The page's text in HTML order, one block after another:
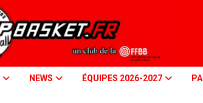
NEWS ÉQUIPES 2026-2027